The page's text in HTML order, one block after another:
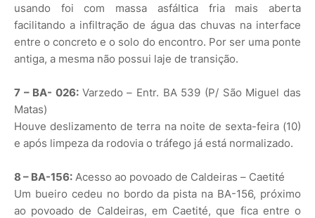
usando foi com massa asfáltica fria mais aberta
facilitando a infiltração de água das chuvas na interface
entre o concreto e o solo do encontro. Por ser uma ponte
antiga, a mesma não possui laje de transição.
7 – BA- 026: Varzedo – Entr. BA 539 (P/ São Miguel das
Matas)
Houve deslizamento de terra na noite de sexta-feira (10)
e após limpeza da rodovia o tráfego já está normalizado.
8 – BA-156: Acesso ao povoado de Caldeiras – Caetité
Um bueiro cedeu no bordo da pista na BA-156, próximo
ao povoado de Caldeiras, em Caetité, que fica entre o